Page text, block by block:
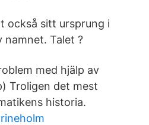
också sitt ursprung i
namnet. Talet ?
med hjälp av
Troligen det mest
historia.